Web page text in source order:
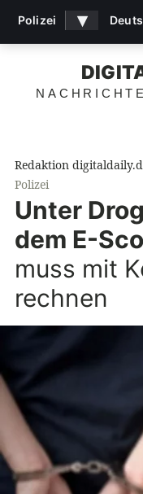
Redaktion
Polizei
Unter
dem E-
muss mit
rechnen
Polizei ▾